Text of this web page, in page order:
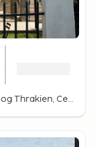
Nea Propontida, Østlige Makedonien og Thrakien, Central Macedonia, Grækenland